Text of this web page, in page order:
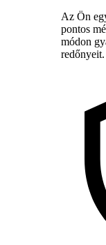
Az Ön
pontos
módon
redőnyeit.